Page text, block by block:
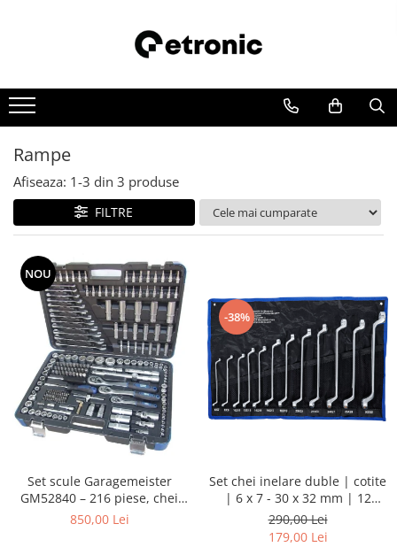
Rampe
Afiseaza: 1-3 din 3 produse
FILTRE
NOU
Set scule Garagemeister
GM52840 – 216 piese, chei
tubulare 1/4”, 3/8”, 1/2”, biți,
850,00 Lei
-38%
Set chei inelare duble | cotite
| 6 x 7 - 30 x 32 mm | 12
piese
290,00 Lei
179,00 Lei